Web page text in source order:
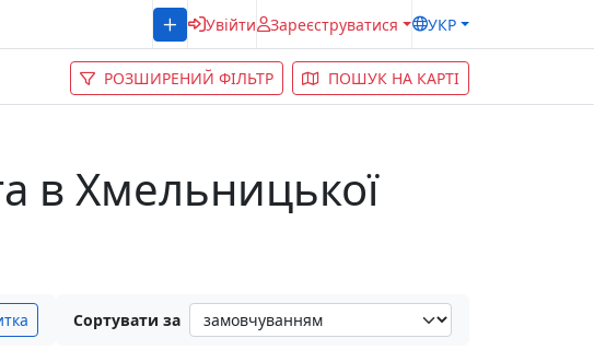
Увійти Зареєструватися УКР
РОЗШИРЕНИЙ ФІЛЬТР ПОШУК НА КАРТІ
в Хмельницької
Сортувати за